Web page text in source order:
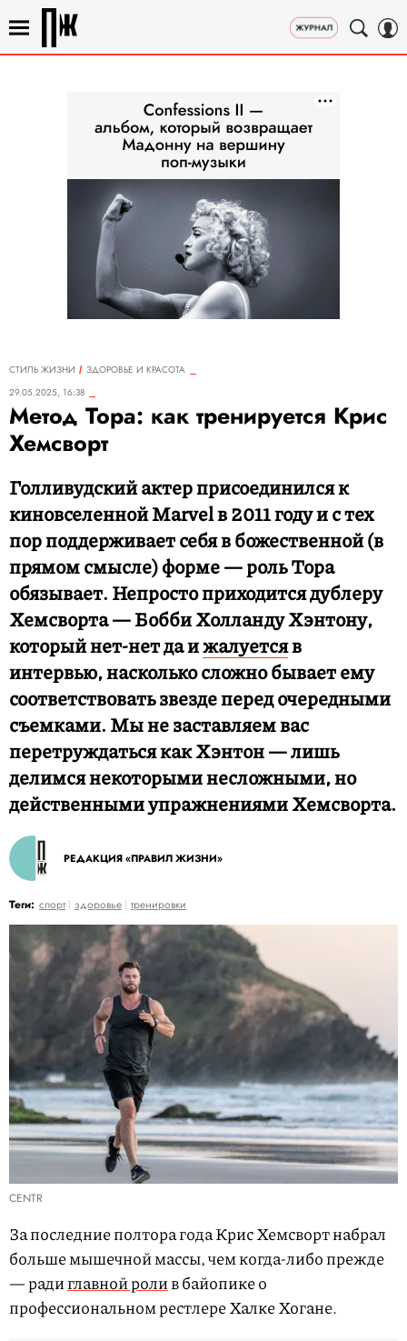
СТИЛЬ ЖИЗНИ
ЗДОРОВЬЕ И КРАСОТА
29.05.2025, 16:38
Метод Тора: как тренируется Крис
Хемсворт
Голливудский актер присоединился к
киновселенной Marvel в 2011 году и с тех
пор поддерживает себя в божественной (в
прямом смысле) форме — роль Тора
обязывает. Непросто приходится дублеру
Хемсворта — Бобби Холланду Хэнтону,
который нет-нет да ижалуетсяв
интервью, насколько сложно бывает ему
соответствовать звезде перед очередными
съемками. Мы не заставляем вас
перетруждаться как Хэнтон — лишь
делимся некоторыми несложными, но
действенными упражнениями Хемсворта.
РЕДАКЦИЯ «ПРАВИЛ ЖИЗНИ»
Теги: спорт здоровье тренировки
CENTR
За последние полтора года Крис Хемсворт набрал
больше мышечной массы, чем когда-либо прежде
— радиглавной ролив байопике о
профессиональном рестлере Халке Хогане.